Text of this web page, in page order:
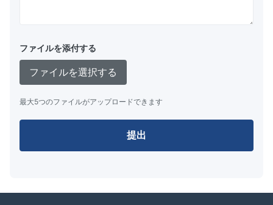
ファイルを添付する
ファイルを選択する
最大5つのファイルがアップロードできます
提出